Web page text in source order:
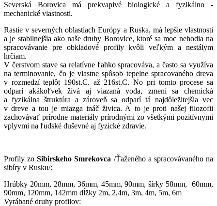
Severská Borovica má prekvapivé biologické a fyzikálno -
mechanické vlastnosti.
Rastie v severných oblastiach Európy a Ruska, má lepšie vlastnosti
a je stabilnejšia ako naše druhy Borovice, ktoré sa moc nehodia na
spracovávanie pre obkladové profily kvôli veľkým a nestálym
hrčiam.
V čerstvom stave sa relatívne ľahko spracováva, a často sa využíva
na terminovanie, čo je vlastne spôsob tepelne spracovaného dreva
v rozmedzí teplôt 190st.C. až 216st.C. No pri tomto procese sa
odparí akákoľvek živá aj viazaná voda, zmení sa chemická
a fyzikálna štruktúra a zároveň sa odparí tá najdôležitejšia vec
v dreve a tou je miazga ináč živica. A to je proti našej filozofii
zachovávať prírodne materiály prírodnými zo všetkými pozitívnymi
vplyvmi na ľudské duševné aj fyzické zdravie.
Profily zoSibirskeho Smrekovca /Ťaženého a spracovávaného na
sibíry v Rusku/:
Hrúbky 20mm, 28mm, 36mm, 45mm, 90mm, šírky 58mm, 60mm,
90mm, 120mm, 142mm dĺžky 2m, 2,4m, 3m, 4m, 5m, 6m
Vyrábané druhy profilov: